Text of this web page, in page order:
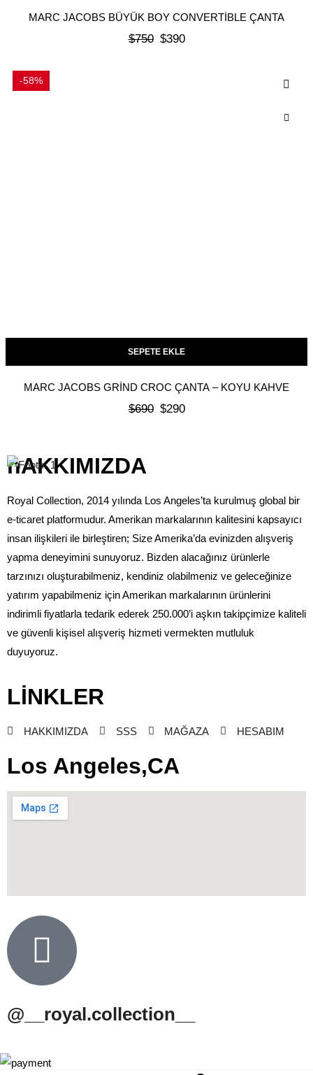
MARC JACOBS BÜYÜK BOY CONVERTIBLE ÇANTA
$750 $390
-58%
SEPETE EKLE
MARC JACOBS GRIND CROC ÇANTA – KOYU KAHVE
$690 $290
hAKKIMIZDA
Royal Collection, 2014 yılında Los Angeles’ta kurulmuş global bir
e-ticaret platformudur. Amerikan markalarının kalitesini kapsayıcı
insan ilişkileri ile birleştiren; Size Amerika’da evinizden alışveriş
yapma deneyimini sunuyoruz. Bizden alacağınız ürünlerle
tarzınızı oluşturabilmeniz, kendiniz olabilmeniz ve geleceğinize
yatırım yapabilmeniz için Amerikan markalarının ürünlerini
indirimli fiyatlarla tedarik ederek 250.000’i aşkın takipçimize kaliteli
ve güvenli kişisel alışveriş hizmeti vermekten mutluluk
duyuyoruz.
LİNKLER
HAKKIMIZDA SSS MAĞAZA HESABIM
Los Angeles,CA
@__royal.collection__